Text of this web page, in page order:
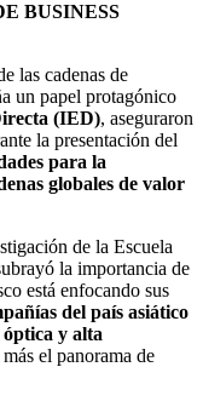
BUSINESS
las cadenas de
un papel protagónico
(IED), aseguraron
la presentación del
para la
globales de valor
de la Escuela
la importancia de
está enfocando sus
del país asiático
y alta
el panorama de